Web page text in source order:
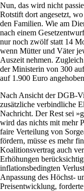
Nun, das wird nicht
Rotstift dort angesetzt,
den Familien. Wie am
nach einem
nur noch zwölf statt 14
wenn Mütter und Väter
Auszeit nehmen.
der Ministerin von 300
auf 1.900 Euro
Nach Ansicht der DGB-
zusätzliche verbindliche
Nachricht. Der Rest sei
wird das nichts mit mehr
faire Verteilung von
fördern, müsse es mehr
Koalitionsvertrag auch
Erhöhungen
inflationsbedingten
Anpassung des Höchst-
Preisentwicklung,